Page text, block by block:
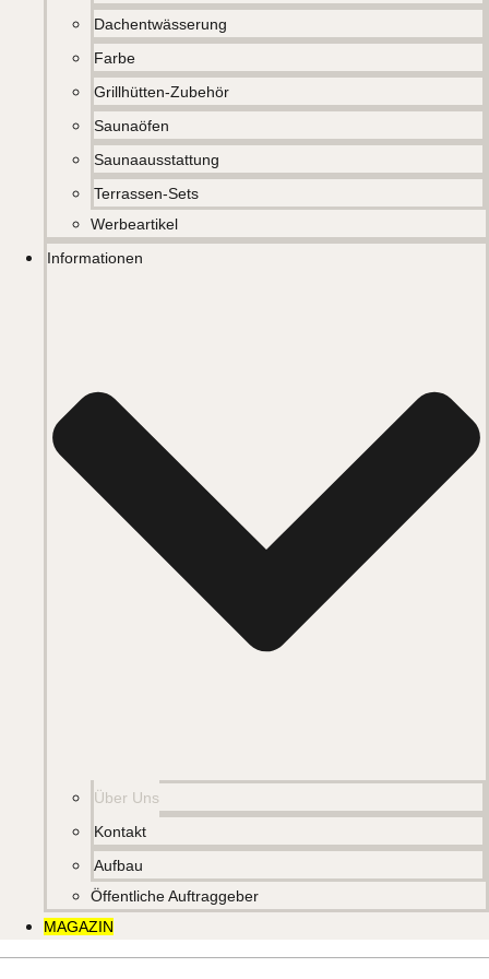
Dachentwässerung
Farbe
Grillhütten-Zubehör
Saunaöfen
Saunaausstattung
Terrassen-Sets
Werbeartikel
Informationen
Über Uns
Kontakt
Aufbau
Öffentliche Auftraggeber
MAGAZIN